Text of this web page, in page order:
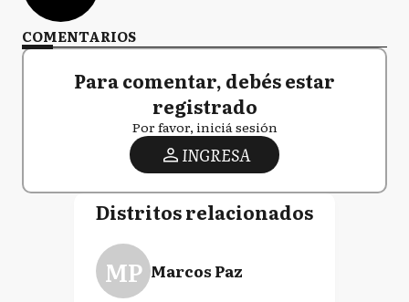
COMENTARIOS
Para comentar, debés estar
registrado
Por favor, iniciá sesión
INGRESA
Distritos relacionados
MP Marcos Paz